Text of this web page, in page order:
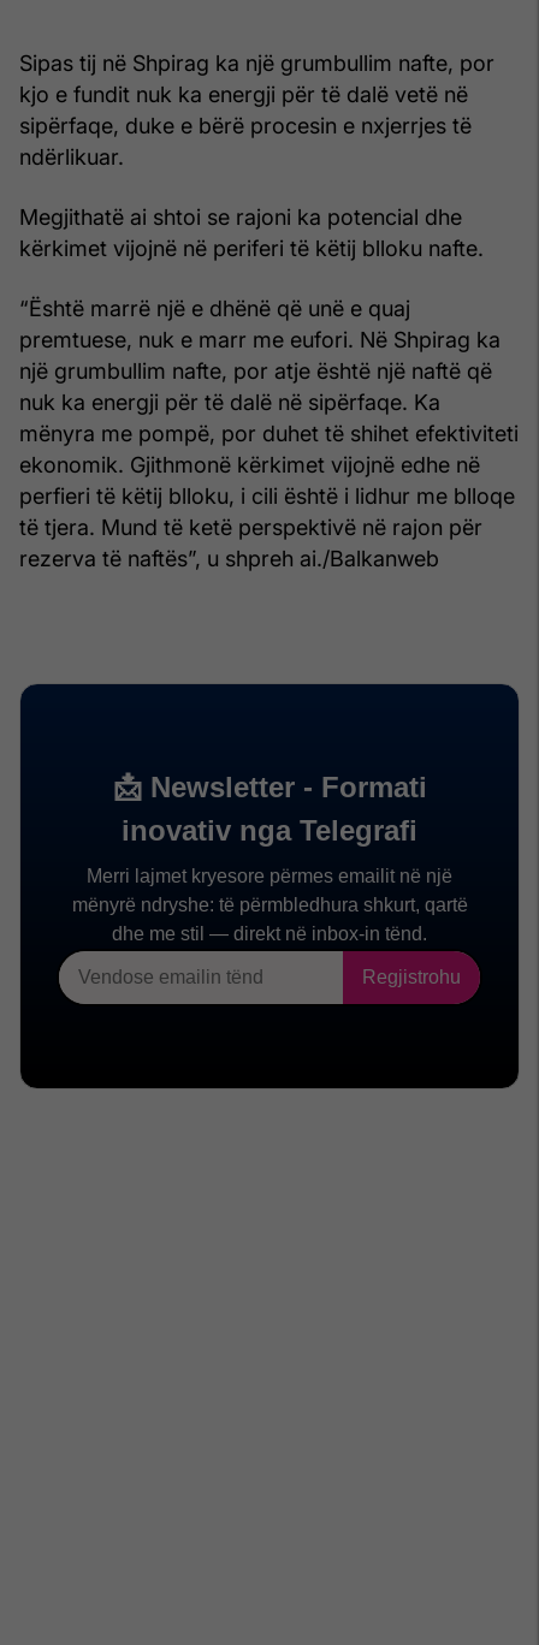
Sipas tij në Shpirag ka një grumbullim nafte, por
kjo e fundit nuk ka energji për të dalë vetë në
sipërfaqe, duke e bërë procesin e nxjerrjes të
ndërlikuar.
Megjithatë ai shtoi se rajoni ka potencial dhe
kërkimet vijojnë në periferi të këtij blloku nafte.
“Është marrë një e dhënë që unë e quaj
premtuese, nuk e marr me eufori. Në Shpirag ka
një grumbullim nafte, por atje është një naftë që
nuk ka energji për të dalë në sipërfaqe. Ka
mënyra me pompë, por duhet të shihet efektiviteti
ekonomik. Gjithmonë kërkimet vijojnë edhe në
perfieri të këtij blloku, i cili është i lidhur me blloqe
të tjera. Mund të ketë perspektivë në rajon për
rezerva të naftës”, u shpreh ai./Balkanweb